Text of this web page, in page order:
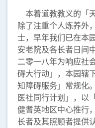
本着道教教义的「
除了注重个人炼养外
士，早年我们已在本
安老院及各长者日间
二零一八年为响应社
碍大行动」，本园辖
知障碍服务」常规化
医社同行计划」，以
健耆英地区中心推行
长者及其照顾者提供